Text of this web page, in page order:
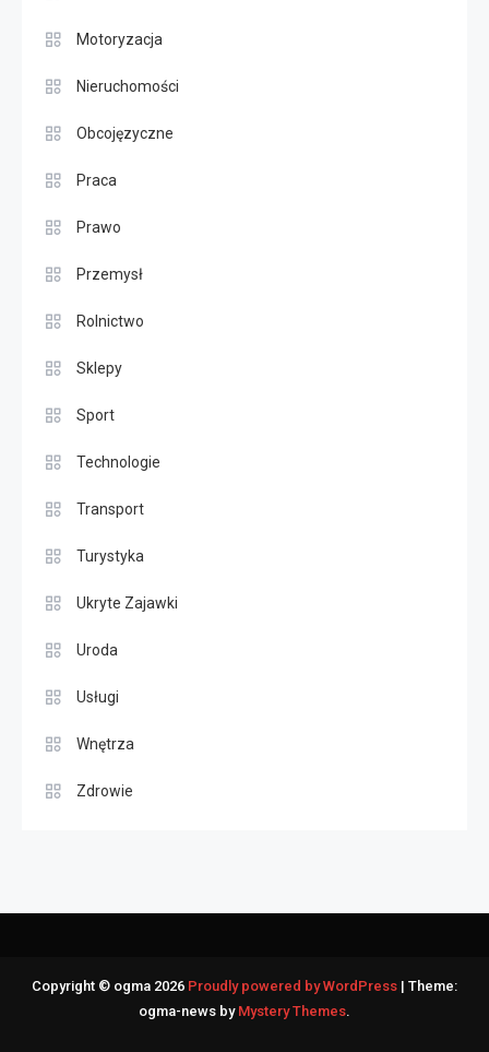
Motoryzacja
Nieruchomości
Obcojęzyczne
Praca
Prawo
Przemysł
Rolnictwo
Sklepy
Sport
Technologie
Transport
Turystyka
Ukryte Zajawki
Uroda
Usługi
Wnętrza
Zdrowie
Copyright © ogma 2026 Proudly powered by WordPress | Theme:
ogma-news by Mystery Themes.